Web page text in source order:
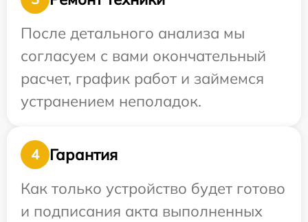
После детального анализа мы
согласуем с вами окончательный
расчет, график работ и займемся
устранением неполадок.
4
Гарантия
Как только устройство будет готово
и подписания акта выполненных